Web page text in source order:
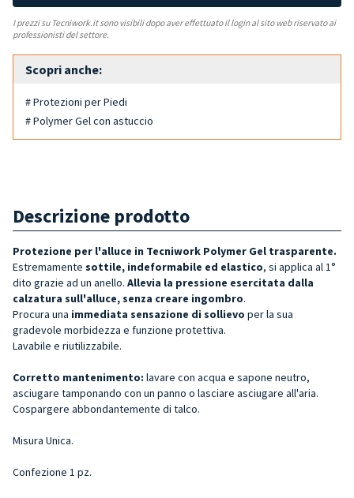
I prezzi su Tecniwork.it sono visibili dopo aver effettuato il login al sito web riservato ai
professionisti del settore.
Scopri anche:
# Protezioni per Piedi
# Polymer Gel con astuccio
Descrizione prodotto
Protezione per l'alluce in Tecniwork Polymer Gel trasparente.
Estremamente sottile, indeformabile ed elastico, si applica al 1°
dito grazie ad un anello. Allevia la pressione esercitata dalla
calzatura sull'alluce, senza creare ingombro.
Procura una immediata sensazione di sollievo per la sua
gradevole morbidezza e funzione protettiva.
Lavabile e riutilizzabile.
Corretto mantenimento: lavare con acqua e sapone neutro,
asciugare tamponando con un panno o lasciare asciugare all'aria.
Cospargere abbondantemente di talco.
Misura Unica.
Confezione 1 pz.